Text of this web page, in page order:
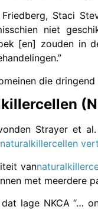
Staci
niet
[en] zouden in
die
Strayer et
van
met meerdere
lage NKCA “…